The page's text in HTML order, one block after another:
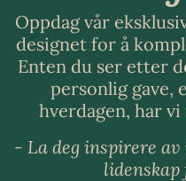
Oppdag vår
designet for å
Enten du ser etter
personlig gave,
hverdagen, har
- La deg inspirere
lidenskap